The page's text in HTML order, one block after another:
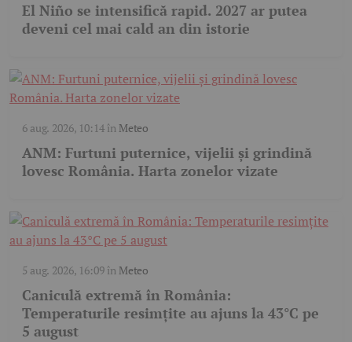
El Niño se intensifică rapid. 2027 ar putea
deveni cel mai cald an din istorie
6 aug. 2026, 10:14în Meteo
ANM: Furtuni puternice, vijelii și grindină
lovesc România. Harta zonelor vizate
5 aug. 2026, 16:09în Meteo
Caniculă extremă în România:
Temperaturile resimțite au ajuns la 43°C pe
5 august